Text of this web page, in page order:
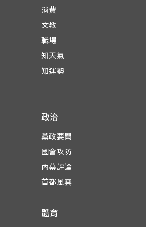
消費
文教
職場
知天氣
知運勢
政治
黨政要聞
國會攻防
內幕評論
首都風雲
體育